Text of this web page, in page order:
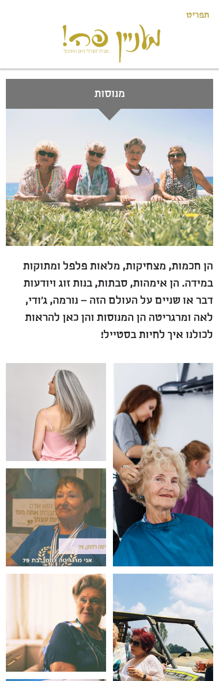
תפריט
מנוסות
הן חכמות, מצחיקות, מלאות פלפל ומתוקות
במידה. הן אימהות, סבתות, בנות זוג ויודעות
דבר או שניים על העולם הזה – נורמה, ג'ודי,
לאה ומרגריטה הן המנוסות והן כאן להראות
לכולנו איך לחיות בסטייל!